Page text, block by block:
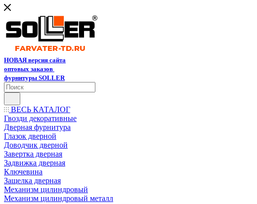
НОВАЯ версия сайта
оптовых заказов
фурнитуры SOLLER
ВЕСЬ КАТАЛОГ
Гвозди декоративные
Дверная фурнитура
Глазок дверной
Доводчик дверной
Завертка дверная
Задвижка дверная
Ключевина
Защелка дверная
Механизм цилиндровый
Механизм цилиндровый металл